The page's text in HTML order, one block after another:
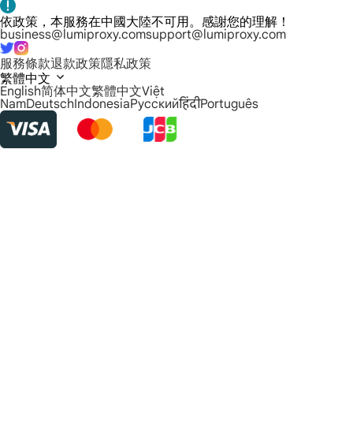
依政策，本服務在中國大陸不可用。感謝您的理解！
business@lumiproxy.comsupport@lumiproxy.com
服務條款退款政策隱私政策
繁體中文
English简体中文繁體中文Việt
NamDeutschIndonesiaРусскийहिंदीPortuguês